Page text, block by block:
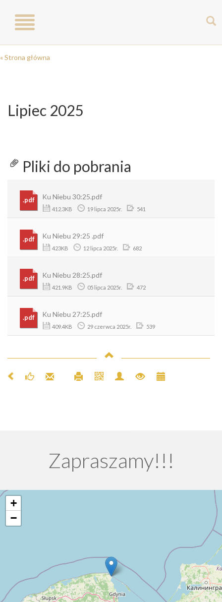
Toggle
navigation
« Strona główna
Lipiec 2025
Pliki do pobrania
.pdf Ku Niebu 30:25.pdf
412.3KB 19 lipca 2025r. 541
.pdf Ku Niebu 29:25 .pdf
423KB 12 lipca 2025r. 682
.pdf Ku Niebu 28:25.pdf
421.9KB 05 lipca 2025r. 472
.pdf Ku Niebu 27:25.pdf
409.4KB 29 czerwca 2025r. 539
Zapraszamy!!!
+
−